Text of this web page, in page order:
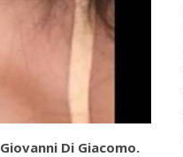
Giovanni Di Giacomo.